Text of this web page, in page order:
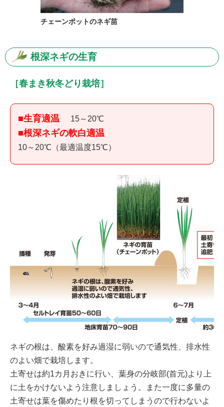
チェーンポットのネギ苗
根深ネギの生育
［春まき秋冬どり栽培］
■生育適温 15～20℃
■根深ネギの軟白適温
10～20℃（最適温度15℃）
ネギの根は、酸素を好み過湿に弱いので通気性、排水性
のよい畑で栽培します。
土寄せは約1カ月おきに行い、葉身の分岐部(首元)より上
に土をかけないよう注意しましょう。また一度に多量の
土寄せは葉を傷めたり根を切ってしまうので行わないよ